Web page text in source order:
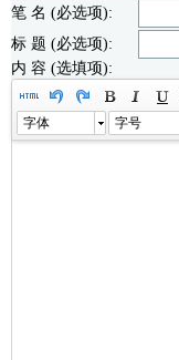
笔 名 (必选项):
标 题 (必选项):
内 容 (选填项):
字体 字号